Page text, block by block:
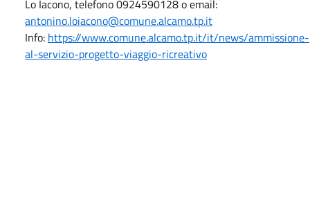
Lo Iacono, telefono 0924590128 o email:
antonino.loiacono@comune.alcamo.tp.it
Info: https://www.comune.alcamo.tp.it/it/news/ammissione-
al-servizio-progetto-viaggio-ricreativo